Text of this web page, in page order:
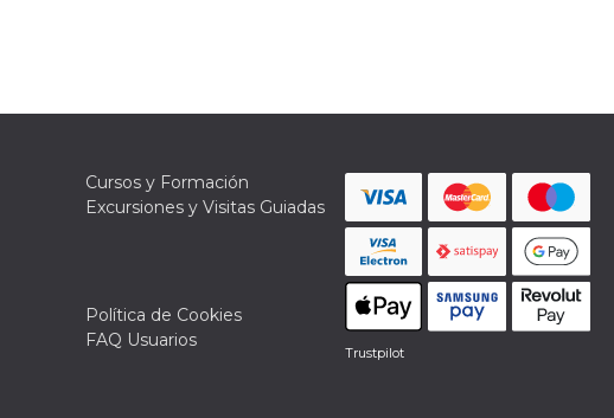
Cursos y Formación
Excursiones y Visitas Guiadas
Política de Cookies
FAQ Usuarios
Trustpilot